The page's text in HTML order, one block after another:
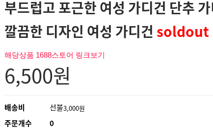
부드럽고 포근한 여성 가디건 단추
깔끔한 디자인 여성 가디건 soldout
해당상품 1688스토어 링크보기
6,500원
배송비 선불3,000원
주문개수
0